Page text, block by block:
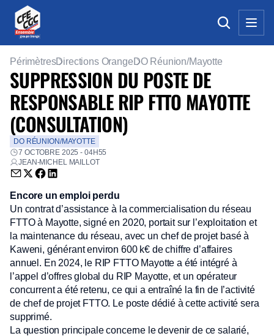
PérimètresDirections Orange DO Réunion/Mayotte
SUPPRESSION DU POSTE DE
RESPONSABLE RIP FTTO MAYOTTE
(CONSULTATION)
DO RÉUNION/MAYOTTE
7 OCTOBRE 2025 - 04H55
JEAN-MICHEL MAILLOT
Envoyer par email (nouvelle fenêtre)
Partager sur Twitter (nouvelle fenêtre)
Partager sur Facebook (nouvelle fenêtre)
Partager sur LinkedIn (nouvelle fenêtre)
Encore un emploi perdu
Un contrat d’assistance à la commercialisation du réseau
FTTO à Mayotte, signé en 2020, portait sur l’exploitation et
la maintenance du réseau, avec un chef de projet basé à
Kaweni, générant environ 600 k€ de chiffre d’affaires
annuel. En 2024, le RIP FTTO Mayotte a été intégré à
l’appel d’offres global du RIP Mayotte, et un opérateur
concurrent a été retenu, ce qui a entraîné la fin de l’activité
de chef de projet FTTO. Le poste dédié à cette activité sera
supprimé.
La question principale concerne le devenir de ce salarié,